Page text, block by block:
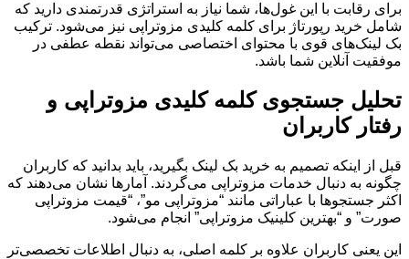
برای رقابت با این غول‌ها، شما نیاز به استراتژی قدرتمندی دارید که
شامل خرید رپورتاژ برای کلمه کلیدی مزوتراپی نیز می‌شود. ترکیب
بک لینک‌های قوی با محتوای اختصاصی می‌تواند نقطه عطفی در
موفقیت آنلاین شما باشد.
تحلیل جستجوی کلمه کلیدی مزوتراپی و
رفتار کاربران
قبل از اینکه تصمیم به خرید بک لینک بگیرید، باید بدانید که کاربران
چگونه به دنبال خدمات مزوتراپی می‌گردند. آمارها نشان می‌دهند که
اکثر جستجوها با عباراتی مانند “مزوتراپی مو”، “قیمت مزوتراپی
صورت” و “بهترین کلینیک مزوتراپی” انجام می‌شود.
این یعنی کاربران علاوه بر کلمه اصلی، به دنبال اطلاعات تخصصی‌تر